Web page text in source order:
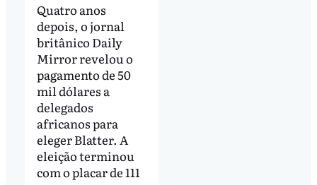
Quatro anos
depois, o jornal
britânico Daily
Mirror revelou o
pagamento de 50
mil dólares a
delegados
africanos para
eleger Blatter. A
eleição terminou
com o placar de 111